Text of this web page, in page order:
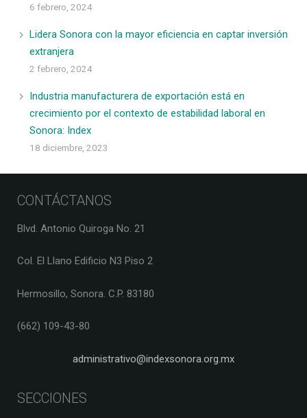
6 febrero, 2024
Lidera Sonora con la mayor eficiencia en captar inversión
extranjera
2 febrero, 2024
Industria manufacturera de exportación está en
crecimiento por el contexto de estabilidad laboral en
Sonora: Index
18 diciembre, 2023
CONTÁCTANOS
Blvd. Antonio Quiroga No. 21
Col. El Llano Edificio N3 Piso 2
Hermosillo, Sonora. C.P. 83180
(662) 109-43-80
administrativo@indexsonora.org.mx
SECCIONES